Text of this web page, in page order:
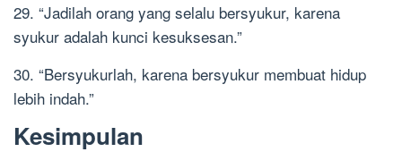
29. “Jadilah orang yang selalu bersyukur, karena
syukur adalah kunci kesuksesan.”
30. “Bersyukurlah, karena bersyukur membuat hidup
lebih indah.”
Kesimpulan